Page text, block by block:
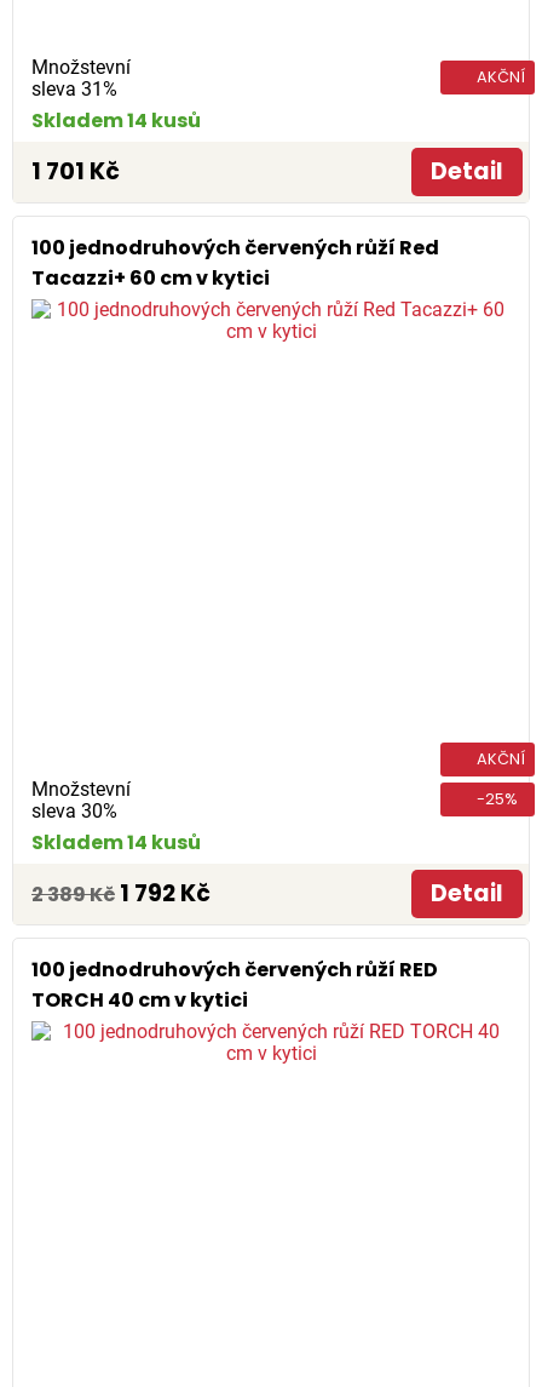
Množstevní
sleva 31%
AKČNÍ
Skladem 14 kusů
1 701 Kč Detail
100 jednodruhových červených růží Red
Tacazzi+ 60 cm v kytici
Množstevní
sleva 30%
AKČNÍ
-25%
Skladem 14 kusů
2 389 Kč 1 792 Kč Detail
100 jednodruhových červených růží RED
TORCH 40 cm v kytici